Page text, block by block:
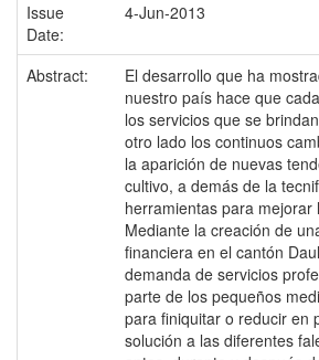
Issue
Date:
4-Jun-2013
Abstract:
El desarrollo que ha
nuestro país hace que
los servicios que se
otro lado los continuos
la aparición de nuevas
cultivo, a demás de la
herramientas para
Mediante la creación de
financiera en el cantón
demanda de servicios
parte de los pequeños
para finiquitar o reducir en
solución a las diferentes